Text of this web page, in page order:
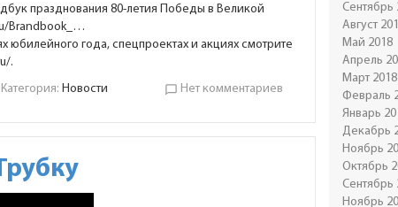
празднования 80-летия Победы в Великой
Brandbook_ …
года, спецпроектах и акциях смотрите
.
Категория:Новости chat_bubble_outline Нет комментариев
Сентябрь
Август
Май 2018
Апрель
Март 2018
Февраль
Январь
Декабрь
Ноябрь
Октябрь
Сентябрь
Ноябрь